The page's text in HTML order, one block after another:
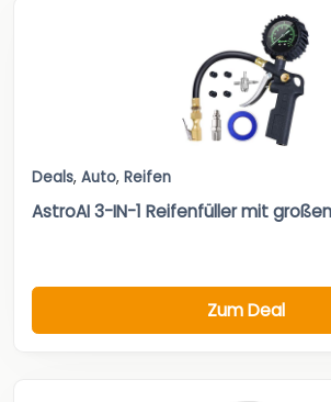
Deals, Auto, Reifen
AstroAI 3-IN-1 Reifenfüller mit
Zum Deal